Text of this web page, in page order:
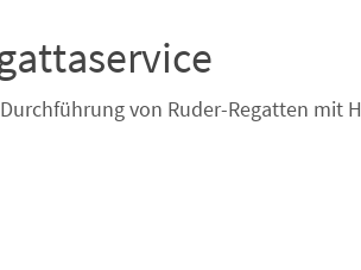
von Ruder-Regatten mit